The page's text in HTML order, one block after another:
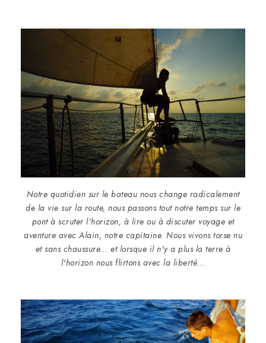
Notre quotidien sur le bateau nous change radicalement
de la vie sur la route, nous passons tout notre temps sur le
pont à scruter l'horizon, à lire ou à discuter voyage et
aventure avec Alain, notre capitaine. Nous vivons torse nu
et sans chaussure... et lorsque il n'y a plus la terre à
l'horizon nous flirtons avec la liberté...